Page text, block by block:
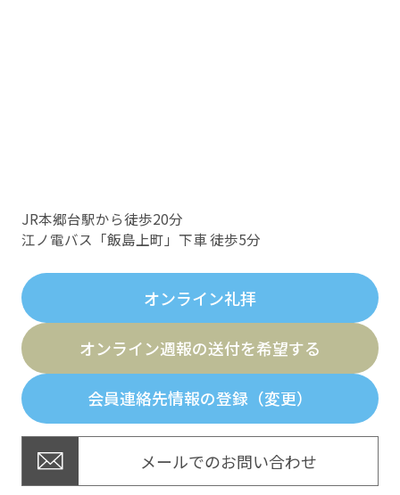
JR本郷台駅から徒歩20分
江ノ電バス「飯島上町」下車 徒歩5分
オンライン礼拝
オンライン週報の送付を希望する
会員連絡先情報の登録（変更）
メールでのお問い合わせ